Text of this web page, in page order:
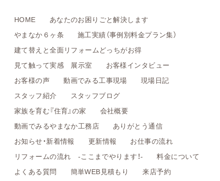
HOME
あなたのお困りごと解決します
やまなか６ヶ条
施工実績（事例別料金プラン集）
建て替えと全面リフォームどっちがお得
見て触って実感 展示室
お客様インタビュー
お客様の声
動画でみる工事現場
現場日記
スタッフ紹介
スタッフブログ
家族を育む『住育』の家
会社概要
動画でみるやまなか工務店
ありがとう通信
お知らせ・新着情報
更新情報
お仕事の流れ
リフォームの流れ -ここまでやります！-
料金について
よくある質問
簡単WEB見積もり
来店予約